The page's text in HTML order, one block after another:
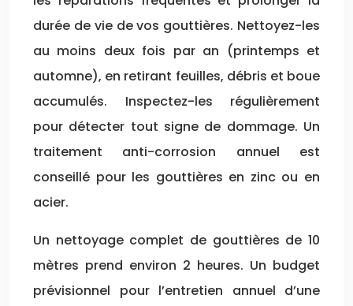
durée de vie de vos gouttières. Nettoyez-les
au moins deux fois par an (printemps et
automne), en retirant feuilles, débris et boue
accumulés. Inspectez-les régulièrement
pour détecter tout signe de dommage. Un
traitement anti-corrosion annuel est
conseillé pour les gouttières en zinc ou en
acier.
Un nettoyage complet de gouttières de 10
mètres prend environ 2 heures. Un budget
prévisionnel pour l’entretien annuel d’une